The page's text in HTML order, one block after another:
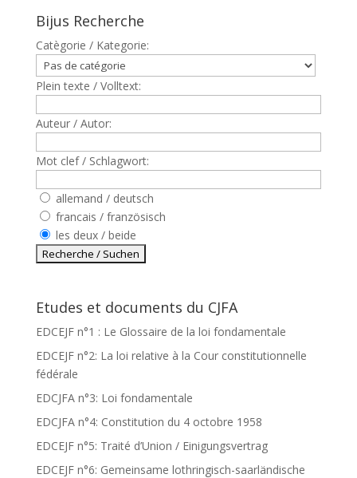
Bijus Recherche
Catègorie / Kategorie:
Plein texte / Volltext:
Auteur / Autor:
Mot clef / Schlagwort:
allemand / deutsch
francais / französisch
les deux / beide
Etudes et documents du CJFA
EDCEJF n°1 : Le Glossaire de la loi fondamentale
EDCEJF n°2: La loi relative à la Cour constitutionnelle
fédérale
EDCJFA n°3: Loi fondamentale
EDCJFA n°4: Constitution du 4 octobre 1958
EDCEJF n°5: Traité d’Union / Einigungsvertrag
EDCEJF n°6: Gemeinsame lothringisch-saarländische